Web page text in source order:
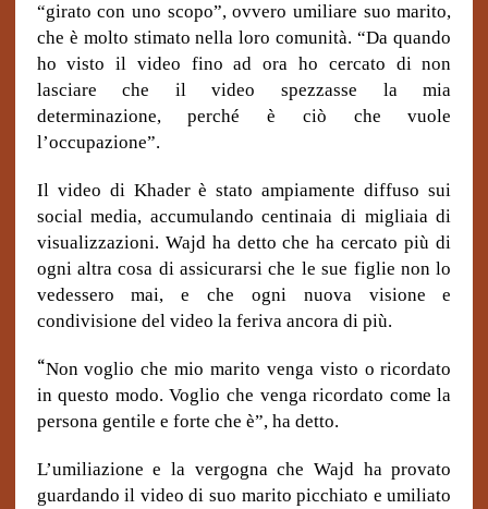
“girato con uno scopo”, ovvero umiliare suo marito,
che è molto stimato nella loro comunità. “Da quando
ho visto il video fino ad ora ho cercato di non
lasciare che il video spezzasse la mia
determinazione, perché è ciò che vuole
l’occupazione”.
Il video di Khader è stato ampiamente diffuso sui
social media, accumulando centinaia di migliaia di
visualizzazioni. Wajd ha detto che ha cercato più di
ogni altra cosa di assicurarsi che le sue figlie non lo
vedessero mai, e che ogni nuova visione e
condivisione del video la feriva ancora di più.
“Non voglio che mio marito venga visto o ricordato
in questo modo. Voglio che venga ricordato come la
persona gentile e forte che è”, ha detto.
L’umiliazione e la vergogna che Wajd ha provato
guardando il video di suo marito picchiato e umiliato